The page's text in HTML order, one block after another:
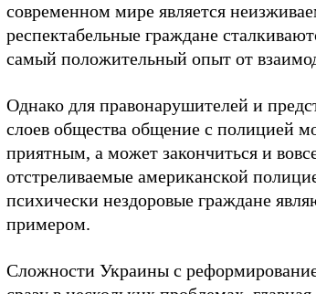
современном мире является
респектабельные граждане
самый положительный опыт от
Однако для правонарушителей и
слоев общества общение с полицией
приятным, а может закончиться и
отстреливаемые американской
психически нездоровые граждане
примером.
Сложности Украины с